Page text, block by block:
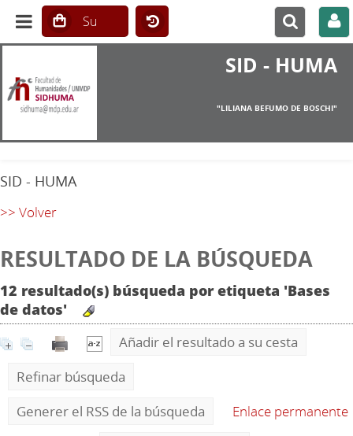
SID - HUMA
"LILIANA BEFUMO DE BOSCHI"
SID - HUMA
>> Volver
RESULTADO DE LA BÚSQUEDA
12 resultado(s) búsqueda por etiqueta 'Bases
de datos'
Añadir el resultado a su cesta
Refinar búsqueda
Generer el RSS de la búsqueda
Enlace permanente